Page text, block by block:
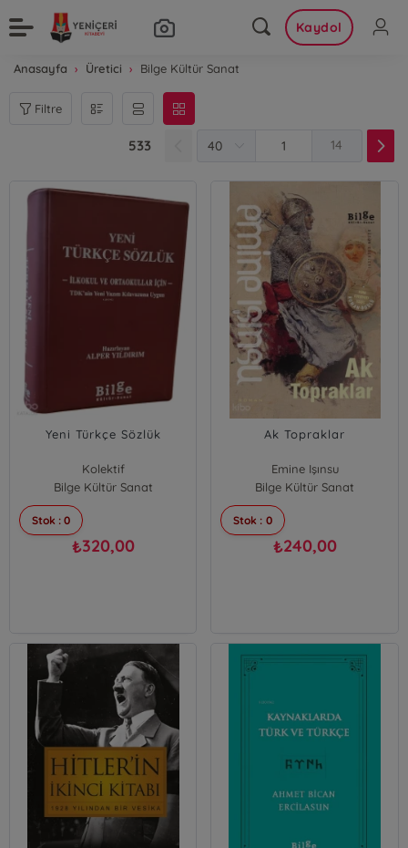
Kaydol
Anasayfa Üretici Bilge Kültür Sanat
Filtre
533 14
Yeni Türkçe Sözlük
Kolektif
Bilge Kültür Sanat
Stok : 0
₺320,00
Ak Topraklar
Emine Işınsu
Bilge Kültür Sanat
Stok : 0
₺240,00